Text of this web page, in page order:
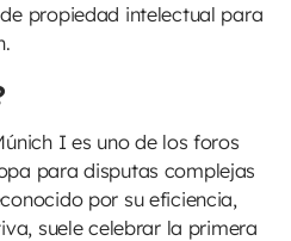
propiedad intelectual para
I es uno de los foros
para disputas complejas
por su eficiencia,
suele celebrar la primera